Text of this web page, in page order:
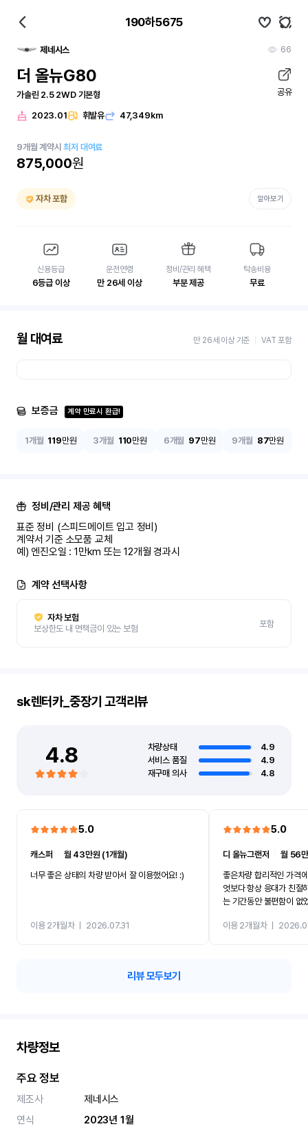
190하5675
제네시스 66
더 올뉴G80
가솔린 2.5 2WD 기본형 공유
2023.01 휘발유 47,349km
9개월 계약시최저 대여료
875,000원
자차 포함 알아보기
신용등급
6등급 이상
운전연령
만 26세 이상
정비/관리 혜택
부분 제공
탁송비용
무료
월 대여료 만 26세 이상 기준 VAT 포함
보증금 계약 만료시 환급!
1개월 119만원 3개월 110만원 6개월 97만원 9개월 87만원
정비/관리 제공 혜택
표준 정비 (스피드메이트 입고 정비)
계약서 기준 소모품 교체
예) 엔진오일 : 1만km 또는 12개월 경과시
계약 선택사항
자차 보험
보상한도 내 면책금이 있는 보험
포함
sk렌터카_중장기 고객리뷰
4.8 차량상태
4.9
서비스 품질
4.9
재구매 의사
4.8
5.0
캐스퍼
월 43만원 (1개월)
너무 좋은 상태의 차량 받아서 잘 이용했어요! :)
이용 2개월차ㅣ 2026.07.31
5.0
디 올뉴그랜저 ㅣ월 56
좋은차량 합리적인 가격
엇보다 항상 응대가 친절
는 기간동안 불편함이 없
카 렌트 고민없이 강추합
이용 2개월차ㅣ
리뷰 모두보기
차량정보
주요 정보
제조사
제네시스
연식
2023년 1월